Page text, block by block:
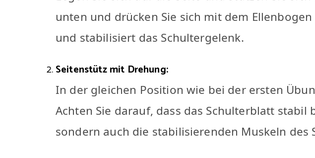
unten und drücken Sie sich mit dem
und stabilisiert das Schultergelenk.
Seitenstütz mit Drehung:
In der gleichen Position wie bei der ersten
Achten Sie darauf, dass das Schulterblatt
sondern auch die stabilisierenden Muskeln des